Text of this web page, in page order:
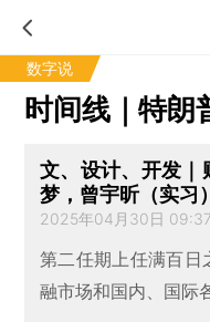
数字说
时间线｜特朗
文、设计、开发｜
梦，曾宇昕（实习）
2025年04月30日 09:37
第二任期上任满百日
融市场和国内、国际